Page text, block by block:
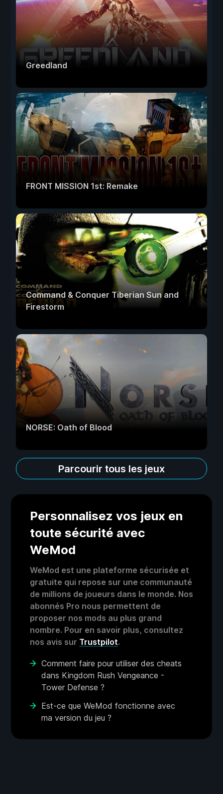
Greedland
FRONT MISSION 1st: Remake
Command & Conquer Tiberian Sun and
Firestorm
NORSE: Oath of Blood
Parcourir tous les jeux
Personnalisez vos jeux en
toute sécurité avec
WeMod
WeMod est une plateforme sécurisée et
gratuite qui repose sur une communauté
de millions de joueurs dans le monde. Nos
abonnés Pro nous permettent de
proposer nos mods au plus grand
nombre. Pour en savoir plus, consultez
nos avis sur Trustpilot.
Comment faire pour utiliser des cheats
dans Kingdom Rush Vengeance -
Tower Defense ?
Est-ce que WeMod fonctionne avec
ma version du jeu ?